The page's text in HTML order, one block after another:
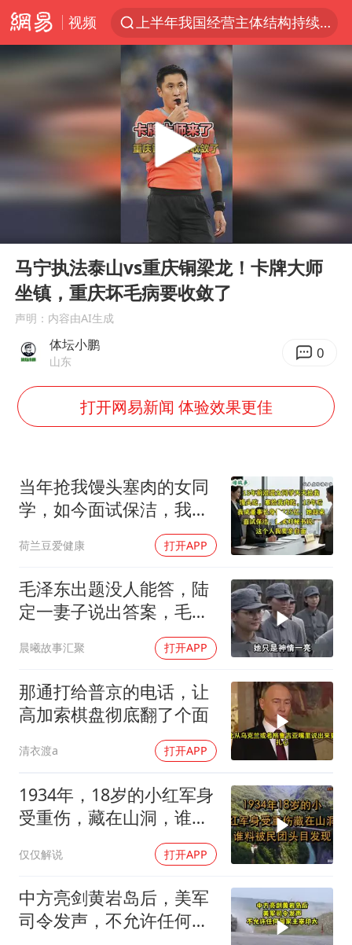
视频
上半年我国经营主体结构持续优化
《披荆斩棘2026》阵容官宣
白海豚北上或致京津冀暴雨
国足U17与阿森纳决赛取消 并列冠军
新疆一婚礼线上邀请引热议
美将每月供乌爱国者拦截导弹
《龙餐馆》 冲奖
世界第1特鲁姆普斯诺克中国赛一轮游
云南一男子胃中取出180颗铁钉
以军士兵把枪口对准中国记者
曹颖儿子首次演长剧
全球最大级别运输船通过长江大桥
奋力开创中国式现代化建设新局面
Play
马宁执法泰山vs重庆铜梁龙！卡牌大师
坐镇，重庆坏毛病要收敛了
声明：内容由AI生成
体坛小鹏
山东 0
打开网易新闻 体验效果更佳
当年抢我馒头塞肉的女同
学，如今面试保洁，我亲
荷兰豆爱健康 打开APP
毛泽东出题没人能答，陆
定一妻子说出答案，毛主
晨曦故事汇聚 打开APP
那通打给普京的电话，让
高加索棋盘彻底翻了个面
清衣渡a 打开APP
1934年，18岁的小红军身
受重伤，藏在山洞，谁料
仅仅解说 打开APP
中方亮剑黄岩岛后，美军
司令发声，不允许任何国